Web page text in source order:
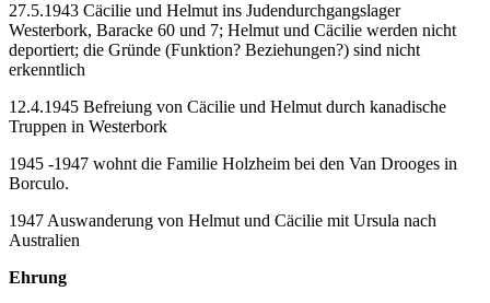
27.5.1943 Cäcilie und Helmut ins Judendurchgangslager
Westerbork, Baracke 60 und 7; Helmut und Cäcilie werden nicht
deportiert; die Gründe (Funktion? Beziehungen?) sind nicht
erkenntlich
12.4.1945 Befreiung von Cäcilie und Helmut durch kanadische
Truppen in Westerbork
1945 -1947 wohnt die Familie Holzheim bei den Van Drooges in
Borculo.
1947 Auswanderung von Helmut und Cäcilie mit Ursula nach
Australien
Ehrung